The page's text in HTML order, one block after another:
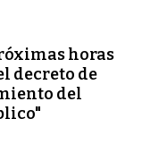
horas
decreto de
del